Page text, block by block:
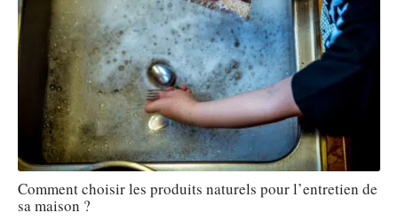
Comment choisir les produits naturels pour l’entretien de
sa maison ?